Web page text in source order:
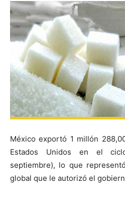
México exportó 1 millón
Estados Unidos en el
septiembre), lo que
global que le autorizó el